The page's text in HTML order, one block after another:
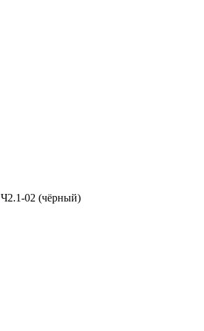
Ч2.1-02 (чёрный)